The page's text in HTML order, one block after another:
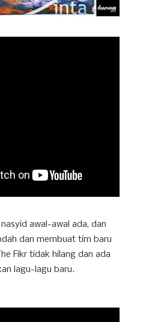
nasyid awal-awal ada, dan
dan membuat tim baru
Fikr tidak hilang dan ada
lagu-lagu baru.